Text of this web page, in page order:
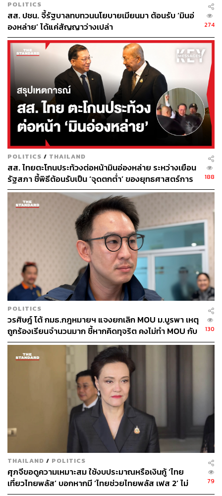
POLITICS
สส. ปชน. จี้รัฐบาลทบทวนนโยบายเมียนมา ต้อนรับ ‘มินอ่
องหล่าย’ ได้แค่สัญญาว่างเปล่า
274
POLITICS / THAILAND
สส. ไทยตะโกนประท้วงต่อหน้ามินอ่องหล่าย ระหว่างเยือน
รัฐสภา ชี้พิธีต้อนรับเป็น ‘จุดตกต่ำ’ ของยุทธศาสตร์การ
ทูตไทย
188
POLITICS
วรศิษฎ์ โต้ กมธ.กฎหมายฯ แจงยกเลิก MOU ม.บูรพา เหตุ
ถูกร้องเรียนจำนวนมาก ชี้หากคิดทุจริต คงไม่ทำ MOU กับ
5 หน่วยงาน
130
THAILAND / POLITICS
ศุภจีขอดูความเหมาะสม ใช้งบประมาณหรือเงินกู้ ‘ไทย
เที่ยวไทยพลัส’ บอกหากมี ‘ไทยช่วยไทยพลัส เฟส 2’ ไม่
79